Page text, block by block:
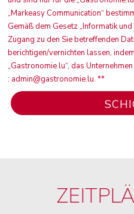
„Markeasy Communication“
Gemäß dem Gesetz „Informatik
Zugang zu den Sie betreffenden
berichtigen/vernichten lassen,
„Gastronomie.lu“, das
: admin@gastronomie.lu. **